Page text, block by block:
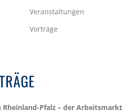
Veranstaltungen
Vorträge
Rheinland-Pfalz – der Arbeitsmarkt